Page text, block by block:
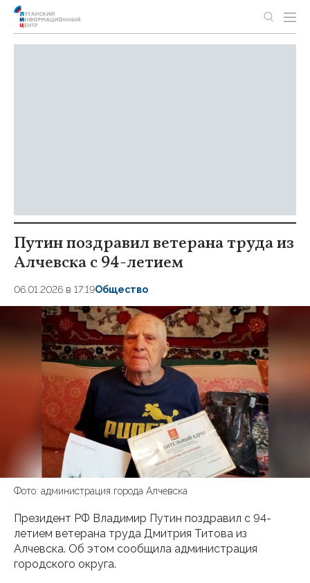
Путин поздравил ветерана труда из
Алчевска с 94-летием
06.01.2026 в 17:19Общество
Фото: администрация города Алчевска
Президент РФ Владимир Путин поздравил с 94-
летием ветерана труда Дмитрия Титова из
Алчевска. Об этом сообщила администрация
городского округа.